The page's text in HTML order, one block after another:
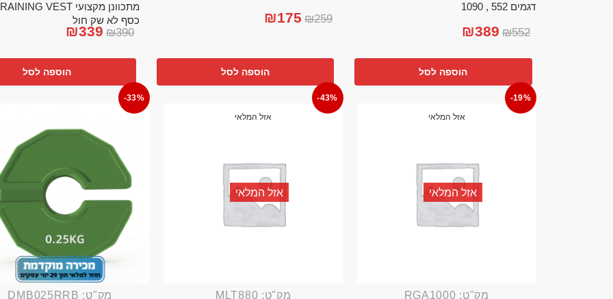
דגמים 552 , 1090
₪552
₪389
הוספה לסל
₪259
₪175
הוספה לסל
כסף לא שק חול
₪390
₪339
הוספה לסל
-19%
אזל המלאי
אזל המלאי
מק"ט: RGA1000
-43%
אזל המלאי
אזל המלאי
מק"ט: MLT880
-33%
מק"ט: DMB025RRB